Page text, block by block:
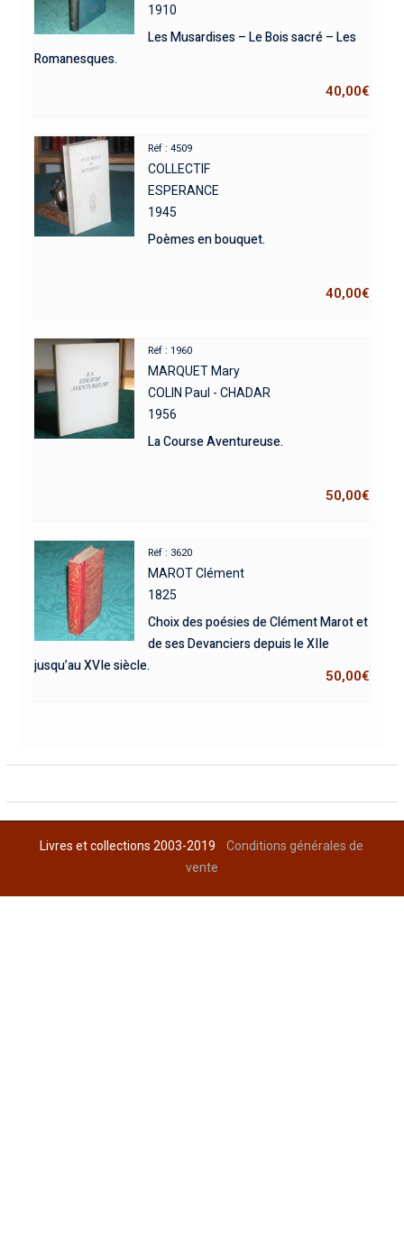
1910
Les Musardises – Le Bois sacré – Les
Romanesques.
40,00€
Réf : 4509
COLLECTIF
ESPERANCE
1945
Poèmes en bouquet.
40,00€
Réf : 1960
MARQUET Mary
COLIN Paul - CHADAR
1956
La Course Aventureuse.
50,00€
Réf : 3620
MAROT Clément
1825
Choix des poésies de Clément Marot et
de ses Devanciers depuis le XIIe
jusqu’au XVIe siècle.
50,00€
Livres et collections 2003-2019Conditions générales de
vente